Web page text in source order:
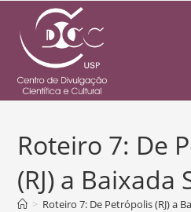
Roteiro 7: De
(RJ) a Baixada
> Roteiro 7: De Petrópolis (RJ) a